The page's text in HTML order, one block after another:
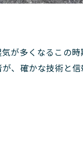
が多くなるこの
、確かな技術と